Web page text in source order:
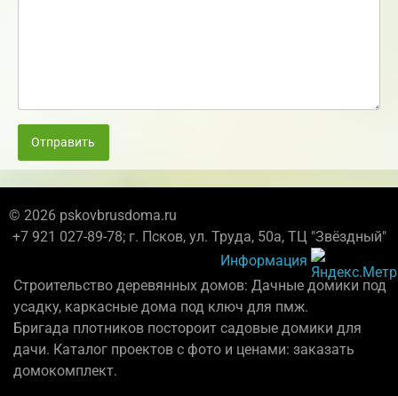
Отправить
© 2026 pskovbrusdoma.ru
+7 921 027-89-78; г. Псков, ул. Труда, 50а, ТЦ "Звёздный"
Информация
Строительство деревянных домов: Дачные домики под
усадку, каркасные дома под ключ для пмж.
Бригада плотников постороит садовые домики для
дачи. Каталог проектов с фото и ценами: заказать
домокомплект.